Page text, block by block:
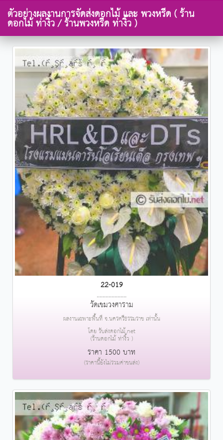
ตัวอย่างผลงานการจัดส่งดอกไม้ และ พวงหรีด ( ร้าน
ดอกไม้ ท่างิ้ว / ร้านพวงหรีด ท่างิ้ว )
22-019
....................
วัดเขมวงศาราม
ผลงานเฉพาะพื้นที่ จ.นครศรีธรรมราช เท่านั้น
โดย รับส่งดอกไม้.net
(ร้านดอกไม้ ท่างิ้ว )
ราคา 1500 บาท
(ราคานี้ยังไม่รวมค่าขนส่ง)